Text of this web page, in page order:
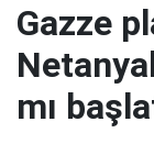
Gazze
mı